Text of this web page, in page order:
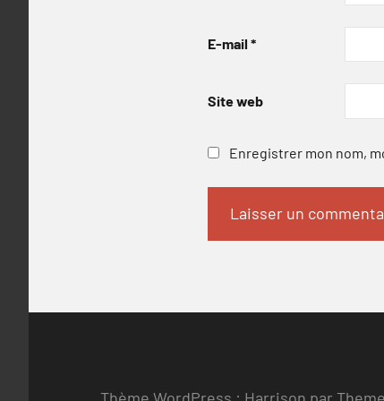
E-mail *
Site web
Enregistrer mon nom,
Thème WordPress : Harrison par